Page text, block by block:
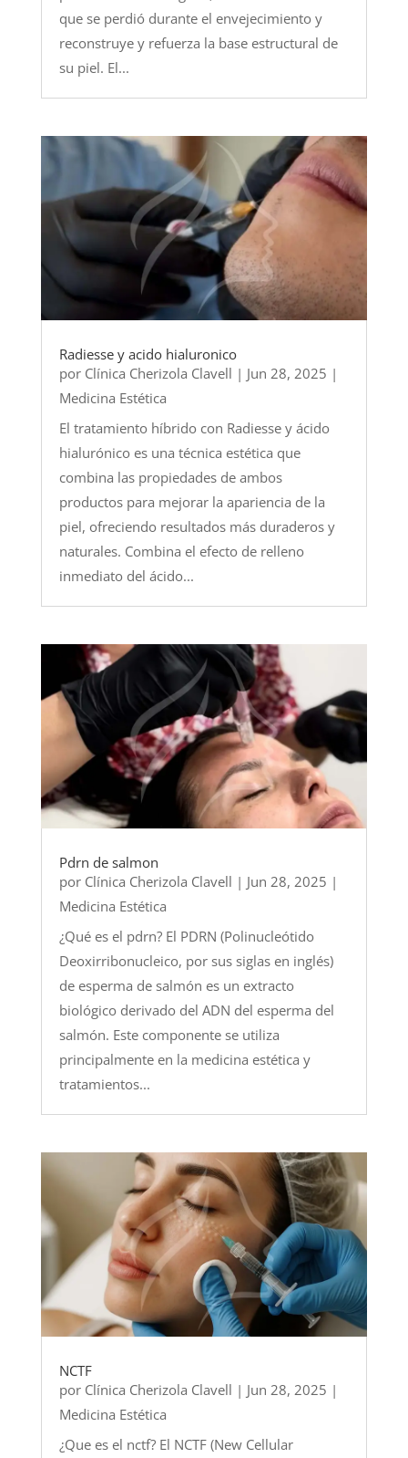
que se perdió durante el envejecimiento y
reconstruye y refuerza la base estructural de
su piel. El...
Radiesse y acido hialuronico
por Clínica Cherizola Clavell | Jun 28, 2025 |
Medicina Estética
El tratamiento híbrido con Radiesse y ácido
hialurónico es una técnica estética que
combina las propiedades de ambos
productos para mejorar la apariencia de la
piel, ofreciendo resultados más duraderos y
naturales. Combina el efecto de relleno
inmediato del ácido...
Pdrn de salmon
por Clínica Cherizola Clavell | Jun 28, 2025 |
Medicina Estética
¿Qué es el pdrn? El PDRN (Polinucleótido
Deoxirribonucleico, por sus siglas en inglés)
de esperma de salmón es un extracto
biológico derivado del ADN del esperma del
salmón. Este componente se utiliza
principalmente en la medicina estética y
tratamientos...
NCTF
por Clínica Cherizola Clavell | Jun 28, 2025 |
Medicina Estética
¿Que es el nctf? El NCTF (New Cellular